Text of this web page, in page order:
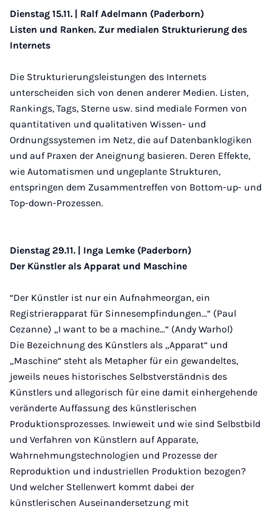
Dienstag 15.11. | Ralf Adelmann (Paderborn)
Listen und Ranken. Zur medialen Strukturierung des
Internets
Die Strukturierungsleistungen des Internets
unterscheiden sich von denen anderer Medien. Listen,
Rankings, Tags, Sterne usw. sind mediale Formen von
quantitativen und qualitativen Wissen- und
Ordnungssystemen im Netz, die auf Datenbanklogiken
und auf Praxen der Aneignung basieren. Deren Effekte,
wie Automatismen und ungeplante Strukturen,
entspringen dem Zusammentreffen von Bottom-up- und
Top-down-Prozessen.
Dienstag 29.11. | Inga Lemke (Paderborn)
Der Künstler als Apparat und Maschine
“Der Künstler ist nur ein Aufnahmeorgan, ein
Registrierapparat für Sinnesempfindungen…“ (Paul
Cezanne) „I want to be a machine…“ (Andy Warhol)
Die Bezeichnung des Künstlers als „Apparat“ und
„Maschine“ steht als Metapher für ein gewandeltes,
jeweils neues historisches Selbstverständnis des
Künstlers und allegorisch für eine damit einhergehende
veränderte Auffassung des künstlerischen
Produktionsprozesses. Inwieweit und wie sind Selbstbild
und Verfahren von Künstlern auf Apparate,
Wahrnehmungstechnologien und Prozesse der
Reproduktion und industriellen Produktion bezogen?
Und welcher Stellenwert kommt dabei der
künstlerischen Auseinandersetzung mit